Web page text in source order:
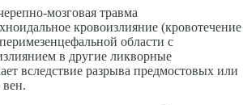
мозговая травма
кровоизлияние (кровотечение
области с
в другие ликворные
вследствие разрыва предмостовых или